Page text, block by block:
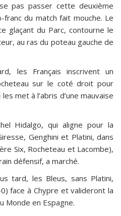
pas passer cette deuxième
franc du match fait mouche. Le
glaçant du Parc, contourne le
au ras du poteau gauche de
les Français inscrivent un
sur le coté droit pour
met à l’abris d’une mauvaise
Hidalgo, qui aligne pour la
Genghini et Platini, dans
Six, Rocheteau et Lacombe),
défensif, a marché.
tard, les Bleus, sans Platini,
face à Chypre et valideront la
Monde en Espagne.